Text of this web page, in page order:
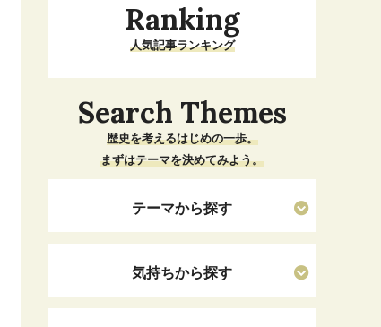
Ranking
人気記事ランキング
Search Themes
歴史を考えるはじめの一歩。
まずはテーマを決めてみよう。
テーマから探す
気持ちから探す